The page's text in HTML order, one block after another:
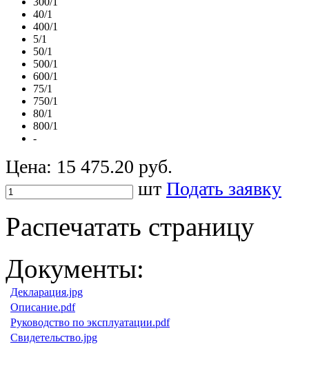
40/1
400/1
5/1
50/1
500/1
600/1
75/1
750/1
80/1
800/1
-
Цена: 15 475.20 руб.
шт Подать заявку
Распечатать страницу
Документы:
Декларация.jpg
Описание.pdf
Руководство по эксплуатации.pdf
Свидетельство.jpg